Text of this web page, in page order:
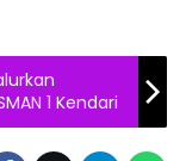
1 Kendari